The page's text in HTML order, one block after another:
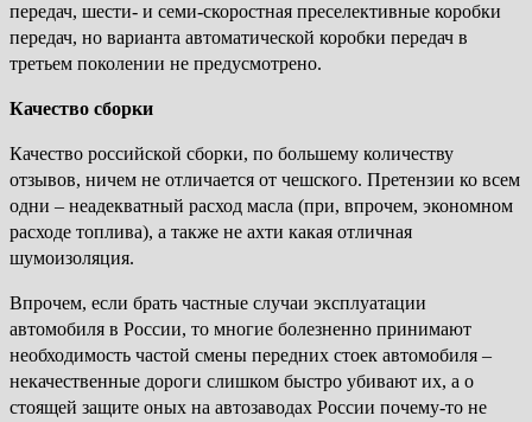
передач, шести- и семи-скоростная преселективные коробки
передач, но варианта автоматической коробки передач в
третьем поколении не предусмотрено.
Качество сборки
Качество российской сборки, по большему количеству
отзывов, ничем не отличается от чешского. Претензии ко всем
одни – неадекватный расход масла (при, впрочем, экономном
расходе топлива), а также не ахти какая отличная
шумоизоляция.
Впрочем, если брать частные случаи эксплуатации
автомобиля в России, то многие болезненно принимают
необходимость частой смены передних стоек автомобиля –
некачественные дороги слишком быстро убивают их, а о
стоящей защите оных на автозаводах России почему-то не